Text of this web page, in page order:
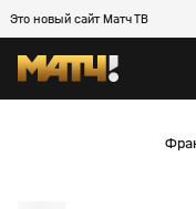
Это новый сайт Матч ТВ